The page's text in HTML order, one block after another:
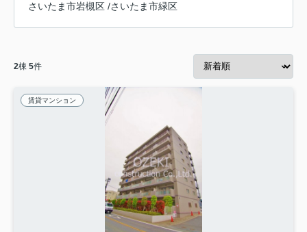
さいたま市岩槻区 /さいたま市緑区
2棟 5件
賃貸マンション